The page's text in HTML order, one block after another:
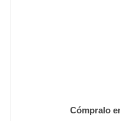
Cómpralo